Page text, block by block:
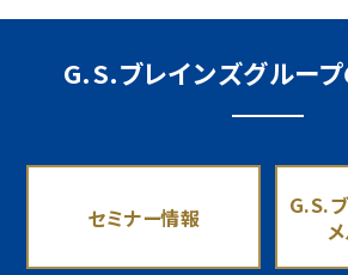
G.S.ブレインズグルー
セミナー情報
G.S.